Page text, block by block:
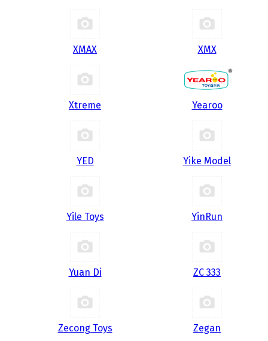
XMAX XMX
Xtreme Yearoo
YED Yike Model
Yile Toys YinRun
Yuan Di ZC 333
Zecong Toys Zegan